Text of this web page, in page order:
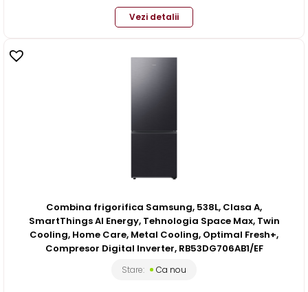
Vezi detalii
Combina frigorifica Samsung, 538L, Clasa A,
SmartThings AI Energy, Tehnologia Space Max, Twin
Cooling, Home Care, Metal Cooling, Optimal Fresh+,
Compresor Digital Inverter, RB53DG706AB1/EF
Stare: Ca nou